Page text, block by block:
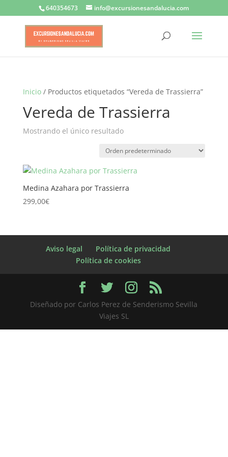
640354673 info@excursionesandalucia.com
Inicio/ Productos etiquetados “Vereda de Trassierra”
Vereda de Trassierra
Mostrando el único resultado
Medina Azahara por Trassierra
299,00€
Aviso legal
Política de privacidad
Política de cookies
Diseñado por Carlos Perez de Senderismo Sevilla
Viajes SL